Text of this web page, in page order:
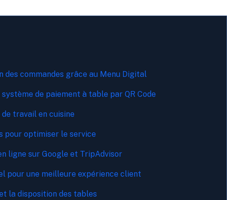
des commandes grâce au Menu Digital
de paiement à table par QR Code
travail en cuisine
pour optimiser le service
ligne sur Google et TripAdvisor
pour une meilleure expérience client
la disposition des tables